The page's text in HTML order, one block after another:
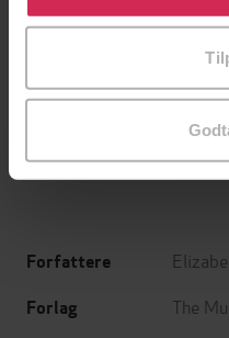
tilpasse ditt samtykke til
Minnesota
Forfattere
Forlag The